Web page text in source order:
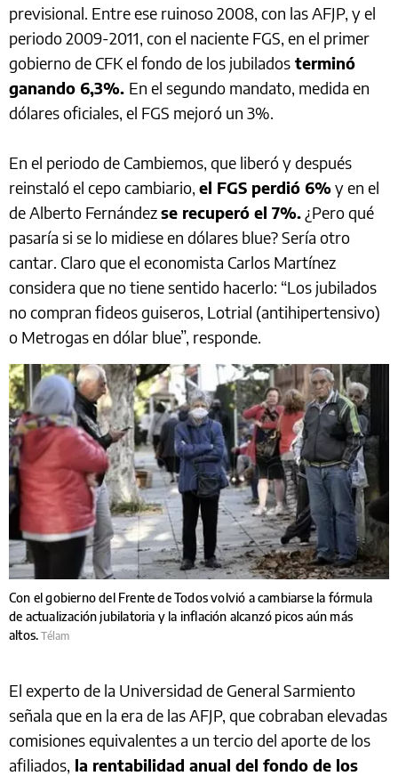
previsional. Entre ese ruinoso 2008, con las AFJP, y el
periodo 2009-2011, con el naciente FGS, en el primer
gobierno de CFK el fondo de los jubilados terminó
ganando 6,3%. En el segundo mandato, medida en
dólares oficiales, el FGS mejoró un 3%.
En el periodo de Cambiemos, que liberó y después
reinstaló el cepo cambiario, el FGS perdió 6% y en el
de Alberto Fernándezse recuperó el 7%. ¿Pero qué
pasaría si se lo midiese en dólares blue? Sería otro
cantar. Claro que el economista Carlos Martínez
considera que no tiene sentido hacerlo: “Los jubilados
no compran fideos guiseros, Lotrial (antihipertensivo)
o Metrogas en dólar blue”, responde.
Con el gobierno del Frente de Todos volvió a cambiarse la fórmula
de actualización jubilatoria y la inflación alcanzó picos aún más
altos.Télam
El experto de la Universidad de General Sarmiento
señala que en la era de las AFJP, que cobraban elevadas
comisiones equivalentes a un tercio del aporte de los
afiliados, la rentabilidad anual del fondo de los